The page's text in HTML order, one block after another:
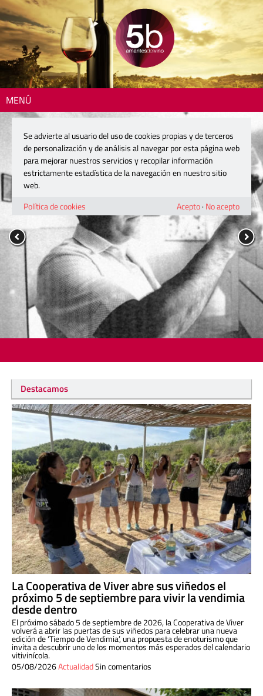
MENÚ
Destacamos
La Cooperativa de Viver abre sus viñedos el
próximo 5 de septiembre para vivir la vendimia
desde dentro
El próximo sábado 5 de septiembre de 2026, la Cooperativa de Viver
volverá a abrir las puertas de sus viñedos para celebrar una nueva
edición de ‘Tiempo de Vendimia’, una propuesta de enoturismo que
invita a descubrir uno de los momentos más esperados del calendario
vitivinícola.
05/08/2026ActualidadSin comentarios
Se advierte al usuario del uso de cookies propias y de terceros
de personalización y de análisis al navegar por esta página web
para mejorar nuestros servicios y recopilar información
estrictamente estadística de la navegación en nuestro sitio
web.
Política de cookies
Acepto· No acepto